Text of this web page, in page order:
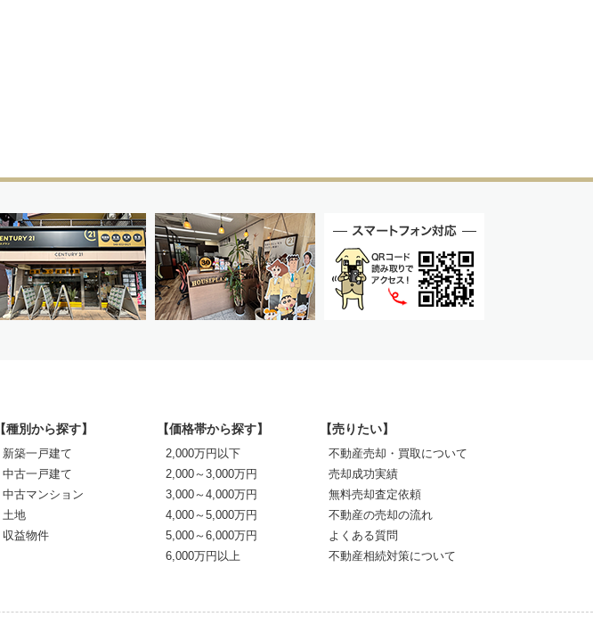
【種別から探す】
新築一戸建て
中古一戸建て
中古マンション
土地
収益物件
【価格帯から探す】
2,000万円以下
2,000～3,000万円
3,000～4,000万円
4,000～5,000万円
5,000～6,000万円
6,000万円以上
【売りたい】
不動産売却・買取について
売却成功実績
無料売却査定依頼
不動産の売却の流れ
よくある質問
不動産相続対策について